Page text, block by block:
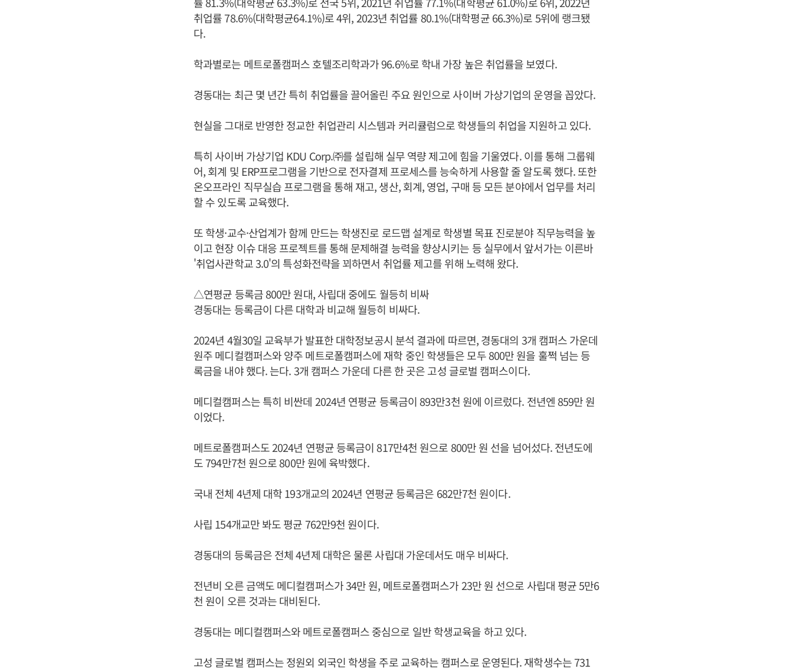
취업률 78.6%(대학평균64.1%)로 4위, 2023년 취업률 80.1%(대학평균 66.3%)로 5위에 랭크됐
다.
학과별로는 메트로폴캠퍼스 호텔조리학과가 96.6%로 학내 가장 높은 취업률을 보였다.
경동대는 최근 몇 년간 특히 취업률을 끌어올린 주요 원인으로 사이버 가상기업의 운영을 꼽았다.
현실을 그대로 반영한 정교한 취업관리 시스템과 커리큘럼으로 학생들의 취업을 지원하고 있다.
특히 사이버 가상기업 KDU Corp.㈜를 설립해 실무 역량 제고에 힘을 기울였다. 이를 통해 그룹웨
어, 회계 및 ERP프로그램을 기반으로 전자결제 프로세스를 능숙하게 사용할 줄 알도록 했다. 또한
온오프라인 직무실습 프로그램을 통해 재고, 생산, 회계, 영업, 구매 등 모든 분야에서 업무를 처리
할 수 있도록 교육했다.
또 학생·교수·산업계가 함께 만드는 학생진로 로드맵 설계로 학생별 목표 진로분야 직무능력을 높
이고 현장 이슈 대응 프로젝트를 통해 문제해결 능력을 향상시키는 등 실무에서 앞서가는 이른바
'취업사관학교 3.0'의 특성화전략을 꾀하면서 취업률 제고를 위해 노력해 왔다.
△연평균 등록금 800만 원대, 사립대 중에도 월등히 비싸
경동대는 등록금이 다른 대학과 비교해 월등히 비싸다.
2024년 4월30일 교육부가 발표한 대학정보공시 분석 결과에 따르면, 경동대의 3개 캠퍼스 가운데
원주 메디컬캠퍼스와 양주 메트로폴캠퍼스에 재학 중인 학생들은 모두 800만 원을 훌쩍 넘는 등
록금을 내야 했다. 는다. 3개 캠퍼스 가운데 다른 한 곳은 고성 글로벌 캠퍼스이다.
메디컬캠퍼스는 특히 비싼데 2024년 연평균 등록금이 893만3천 원에 이르렀다. 전년엔 859만 원
이었다.
메트로폴캠퍼스도 2024년 연평균 등록금이 817만4천 원으로 800만 원 선을 넘어섰다. 전년도에
도 794만7천 원으로 800만 원에 육박했다.
국내 전체 4년제 대학 193개교의 2024년 연평균 등록금은 682만7천 원이다.
사립 154개교만 봐도 평균 762만9천 원이다.
경동대의 등록금은 전체 4년제 대학은 물론 사립대 가운데서도 매우 비싸다.
전년비 오른 금액도 메디컬캠퍼스가 34만 원, 메트로폴캠퍼스가 23만 원 선으로 사립대 평균 5만6
천 원이 오른 것과는 대비된다.
경동대는 메디컬캠퍼스와 메트로폴캠퍼스 중심으로 일반 학생교육을 하고 있다.
고성 글로벌 캠퍼스는 정원외 외국인 학생을 주로 교육하는 캠퍼스로 운영된다. 재학생수는 731